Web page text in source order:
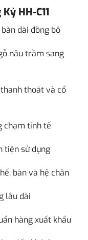
HH-C11
dài đồng bộ
nâu trầm sang
thoát và cổ
chạm tinh tế
tiện sử dụng
bàn và hệ chân
lâu dài
hàng xuất khẩu